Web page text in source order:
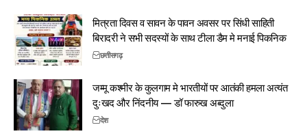
मित्रता दिवस व सावन के पावन अवसर पर सिंधी साहिती
बिरादरी ने सभी सदस्यों के साथ टीला डैम मे मनाई पिकनिक
छत्तीसगढ़
जम्मू कश्मीर के कुलगाम मे भारतीयों पर आतंकी हमला अत्यंत
दुःखद और निंदनीय — डॉ फारुख अब्दुला
देश